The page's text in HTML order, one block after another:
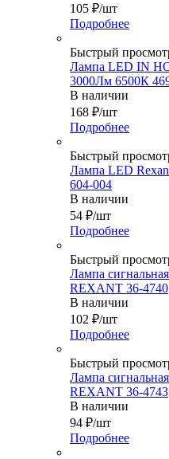
105 ₽/шт
Подробнее
Быстрый
Лампа LED IN
3000Лм 6500К
В наличии
168 ₽/шт
Подробнее
Быстрый
Лампа LED
604-004
В наличии
54 ₽/шт
Подробнее
Быстрый
Лампа
REXANT 36-4740
В наличии
102 ₽/шт
Подробнее
Быстрый
Лампа
REXANT 36-4743
В наличии
94 ₽/шт
Подробнее